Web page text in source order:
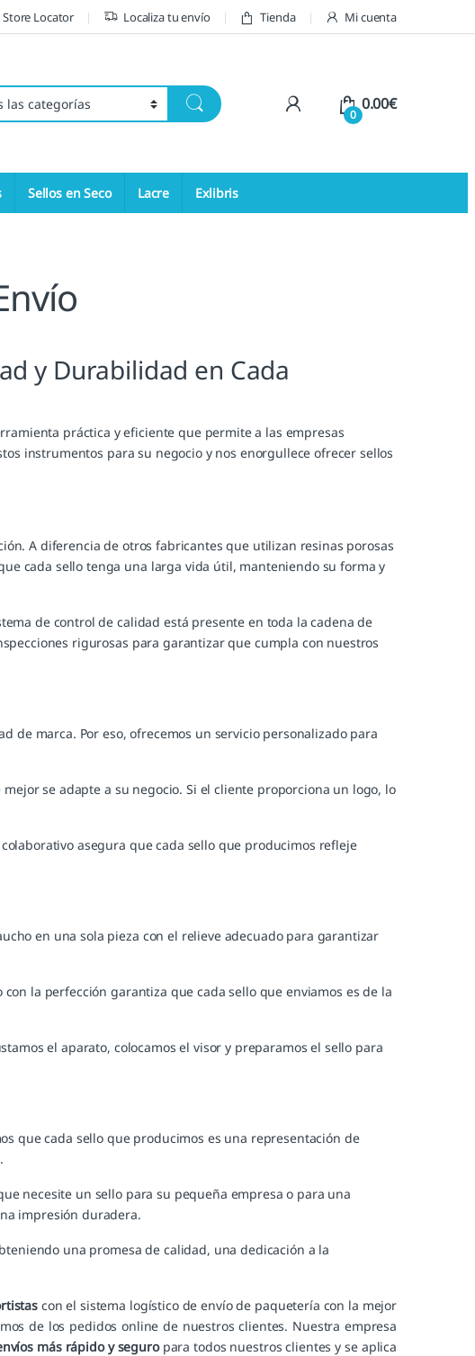
Store Locator Localiza tu envío Tienda Mi cuenta
My Account
0
0.00€
Sellos en Seco Lacre Exlibris
y Durabilidad en Cada
práctica y eficiente que permite a las empresas
instrumentos para su negocio y nos enorgullece ofrecer sellos
A diferencia de otros fabricantes que utilizan resinas porosas
cada sello tenga una larga vida útil, manteniendo su forma y
de control de calidad está presente en toda la cadena de
rigurosas para garantizar que cumpla con nuestros
de marca. Por eso, ofrecemos un servicio personalizado para
se adapte a su negocio. Si el cliente proporciona un logo, lo
asegura que cada sello que producimos refleje
en una sola pieza con el relieve adecuado para garantizar
la perfección garantiza que cada sello que enviamos es de la
el aparato, colocamos el visor y preparamos el sello para
que cada sello que producimos es una representación de
necesite un sello para su pequeña empresa o para una
impresión duradera.
una promesa de calidad, una dedicación a la
con el sistema logístico de envío de paquetería con la mejor
de los pedidos online de nuestros clientes. Nuestra empresa
más rápido y seguropara todos nuestros clientes y se aplica